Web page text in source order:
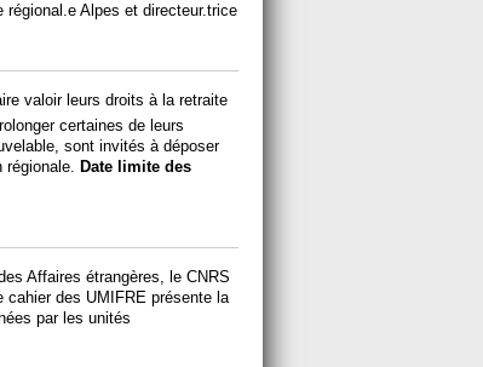
régional.e Alpes et directeur.trice
valoir leurs droits à la retraite
certaines de leurs
sont invités à déposer
Date limite des
Affaires étrangères, le CNRS
cahier des UMIFRE présente la
par les unités